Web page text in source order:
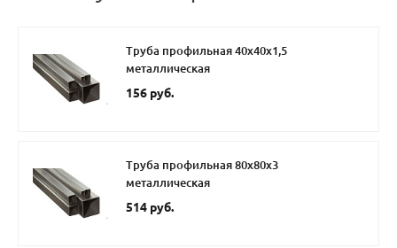
Труба профильная 40х40х1,5
металлическая
156 руб.
Труба профильная 80х80х3
металлическая
514 руб.